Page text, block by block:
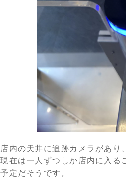
店内の天井に追跡カメラがあり
現在は一人ずつしか店内に入る
予定だそうです。